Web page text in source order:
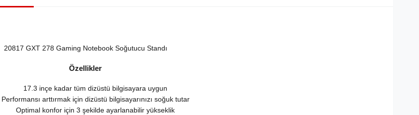
20817 GXT 278 Gaming Notebook Soğutucu Standı
Özellikler
17.3 inçe kadar tüm dizüstü bilgisayara uygun
Performansı arttırmak için dizüstü bilgisayarınızı soğuk tutar
Optimal konfor için 3 şekilde ayarlanabilir yükseklik